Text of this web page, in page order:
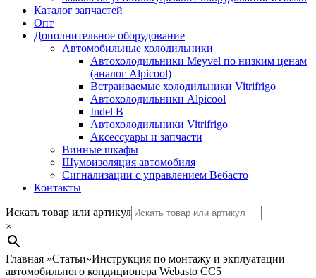
Каталог запчастей
Опт
Дополнительное оборудование
Автомобильные холодильники
Автохолодильники Meyvel по низким ценам
(аналог Alpicool)
Встраиваемые холодильники Vitrifrigo
Автохолодильники Alpicool
Indel B
Автохолодильники Vitrifrigo
Аксессуары и запчасти
Винные шкафы
Шумоизоляция автомобиля
Сигнализации с управлением Вебасто
Контакты
Search
Искать товар или артикул
×
Главная »Статьи»Инструкция по монтажу и экплуатации
автомобильного кондиционера Webasto CC5